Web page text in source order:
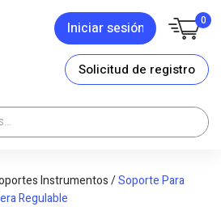
Iniciar sesión 0
Solicitud de registro
Instrumentos/Soporte Para
Regulable